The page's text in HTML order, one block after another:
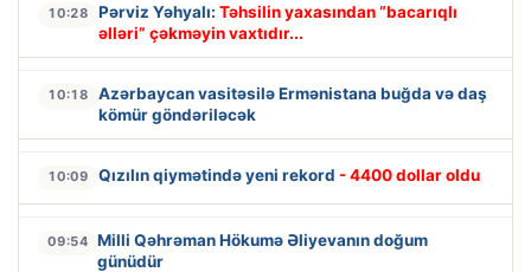
10:28 Pərviz Yəhyalı: Təhsilin yaxasından “bacarıqlı
əlləri” çəkməyin vaxtıdır...
10:18
Azərbaycan vasitəsilə Ermənistana buğda və daş
kömür göndəriləcək
10:09 Qızılın qiymətində yeni rekord - 4400 dollar oldu
09:54 Milli Qəhrəman Hökumə Əliyevanın doğum
günüdür